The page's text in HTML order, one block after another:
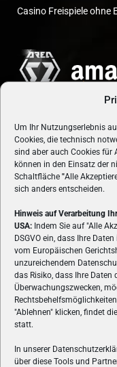
Um Ihr Nutzungserlebnis
Cookies, die technisch
sind aber auch Cookies für
können in den Einsatz der
Schaltfläche "Alle
sich anders entscheiden.
Hinweis auf Verarbeitung
USA: Indem Sie auf "Alle
DSGVO ein, dass Ihre
vom Europäischen
unzureichendem
das Risiko, dass Ihre Daten
Überwachungszwecken,
"Ablehnen" klicken, findet
statt.
In unserer
über diese Tools und
Casino Freispiele ohne
VON GAMERN, FÜR
Spielemagazin
Reviews und Videos
Hardware